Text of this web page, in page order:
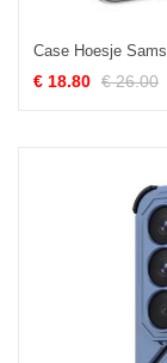
€ 18.80 € 26.00